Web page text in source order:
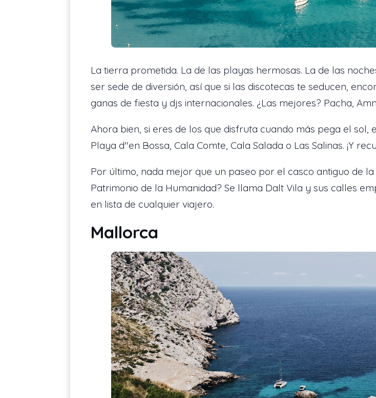
La tierra prometida. La de las playas hermosas. La de las
ser sede de diversión, así que si las discotecas te seducen,
ganas de fiesta y djs internacionales. ¿Las mejores? Pacha,
Ahora bien, si eres de los que disfruta cuando más pega el
Playa d''en Bossa, Cala Comte, Cala Salada o Las Salinas. ¡Y
Por último, nada mejor que un paseo por el casco antiguo de
Patrimonio de la Humanidad? Se llama Dalt Vila y sus calles
en lista de cualquier viajero.
Mallorca